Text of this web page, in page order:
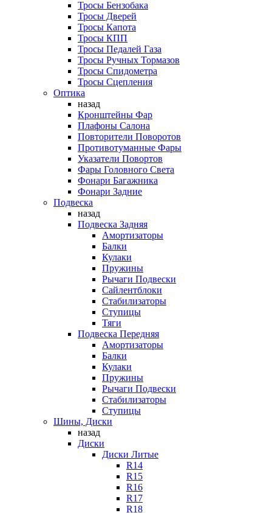
Тросы Бензобака
Тросы Дверей
Тросы Капота
Тросы КПП
Тросы Педалей Газа
Тросы Ручных Тормазов
Тросы Спидометра
Тросы Сцепления
Оптика
назад
Кронштейны Фар
Плафоны Салона
Повторители Поворотов
Противотуманные Фары
Указатели Повортов
Фары Головного Света
Фонари Багажника
Фонари Задние
Подвеска
назад
Подвеска Задняя
Амортизаторы
Балки
Кулаки
Пружины
Рычаги Подвески
Сайлентблоки
Стабилизаторы
Ступицы
Тяги
Подвеска Передняя
Амортизаторы
Балки
Кулаки
Пружины
Рычаги Подвески
Стабилизаторы
Ступицы
Шины, Диски
назад
Диски
Диски Литые
R14
R15
R16
R17
R18